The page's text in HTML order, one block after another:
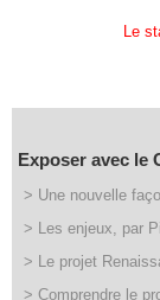
Le
Exposer avec le
> Une nouvelle
> Les enjeux, par
> Le projet
> Comprendre le